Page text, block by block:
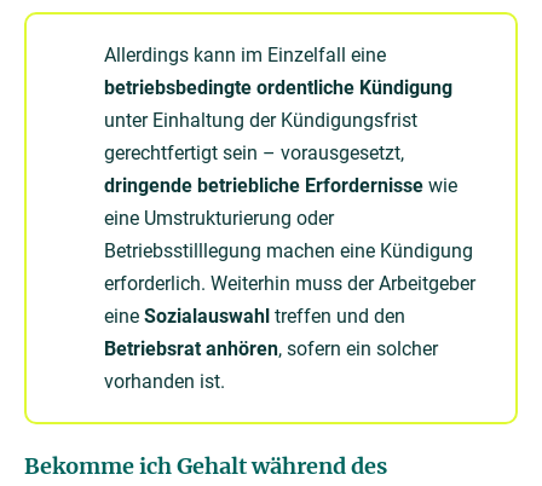
Allerdings kann im Einzelfall eine
betriebsbedingte ordentliche Kündigung
unter Einhaltung der Kündigungsfrist
gerechtfertigt sein – vorausgesetzt,
dringende betriebliche Erfordernisse wie
eine Umstrukturierung oder
Betriebsstilllegung machen eine Kündigung
erforderlich. Weiterhin muss der Arbeitgeber
eine Sozialauswahl treffen und den
Betriebsrat anhören, sofern ein solcher
vorhanden ist.
Bekomme ich Gehalt während des